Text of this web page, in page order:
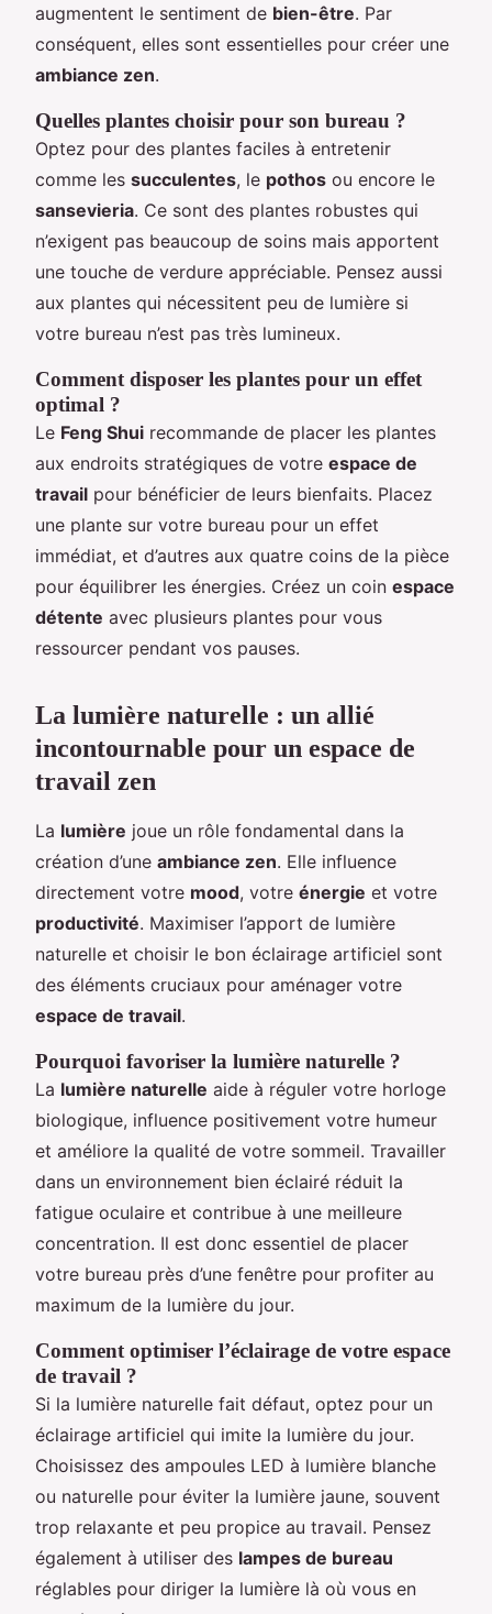
augmentent le sentiment de bien-être. Par
conséquent, elles sont essentielles pour créer une
ambiance zen.
Quelles plantes choisir pour son bureau ?
Optez pour des plantes faciles à entretenir
comme les succulentes, le pothos ou encore le
sansevieria. Ce sont des plantes robustes qui
n’exigent pas beaucoup de soins mais apportent
une touche de verdure appréciable. Pensez aussi
aux plantes qui nécessitent peu de lumière si
votre bureau n’est pas très lumineux.
Comment disposer les plantes pour un effet
optimal ?
Le Feng Shui recommande de placer les plantes
aux endroits stratégiques de votre espace de
travail pour bénéficier de leurs bienfaits. Placez
une plante sur votre bureau pour un effet
immédiat, et d’autres aux quatre coins de la pièce
pour équilibrer les énergies. Créez un coin espace
détente avec plusieurs plantes pour vous
ressourcer pendant vos pauses.
La lumière naturelle : un allié
incontournable pour un espace de
travail zen
La lumière joue un rôle fondamental dans la
création d’une ambiance zen. Elle influence
directement votre mood, votre énergie et votre
productivité. Maximiser l’apport de lumière
naturelle et choisir le bon éclairage artificiel sont
des éléments cruciaux pour aménager votre
espace de travail.
Pourquoi favoriser la lumière naturelle ?
La lumière naturelle aide à réguler votre horloge
biologique, influence positivement votre humeur
et améliore la qualité de votre sommeil. Travailler
dans un environnement bien éclairé réduit la
fatigue oculaire et contribue à une meilleure
concentration. Il est donc essentiel de placer
votre bureau près d’une fenêtre pour profiter au
maximum de la lumière du jour.
Comment optimiser l’éclairage de votre espace
de travail ?
Si la lumière naturelle fait défaut, optez pour un
éclairage artificiel qui imite la lumière du jour.
Choisissez des ampoules LED à lumière blanche
ou naturelle pour éviter la lumière jaune, souvent
trop relaxante et peu propice au travail. Pensez
également à utiliser des lampes de bureau
réglables pour diriger la lumière là où vous en